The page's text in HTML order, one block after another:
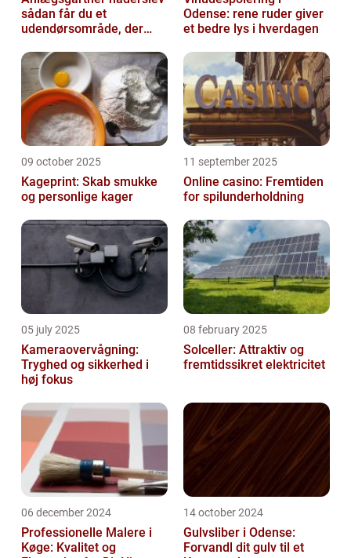
sådan får du et
udendørsområde, der
Odense: rene ruder giver
et bedre lys i hverdagen
09 october 2025
Kageprint: Skab smukke
og personlige kager
11 september 2025
Online casino: Fremtiden
for spilunderholdning
05 july 2025
Kameraovervågning:
Tryghed og sikkerhed i
høj fokus
08 february 2025
Solceller: Attraktiv og
fremtidssikret elektricitet
06 december 2024
Professionelle Malere i
Køge: Kvalitet og
14 october 2024
Gulvsliber i Odense:
Forvandl dit gulv til et